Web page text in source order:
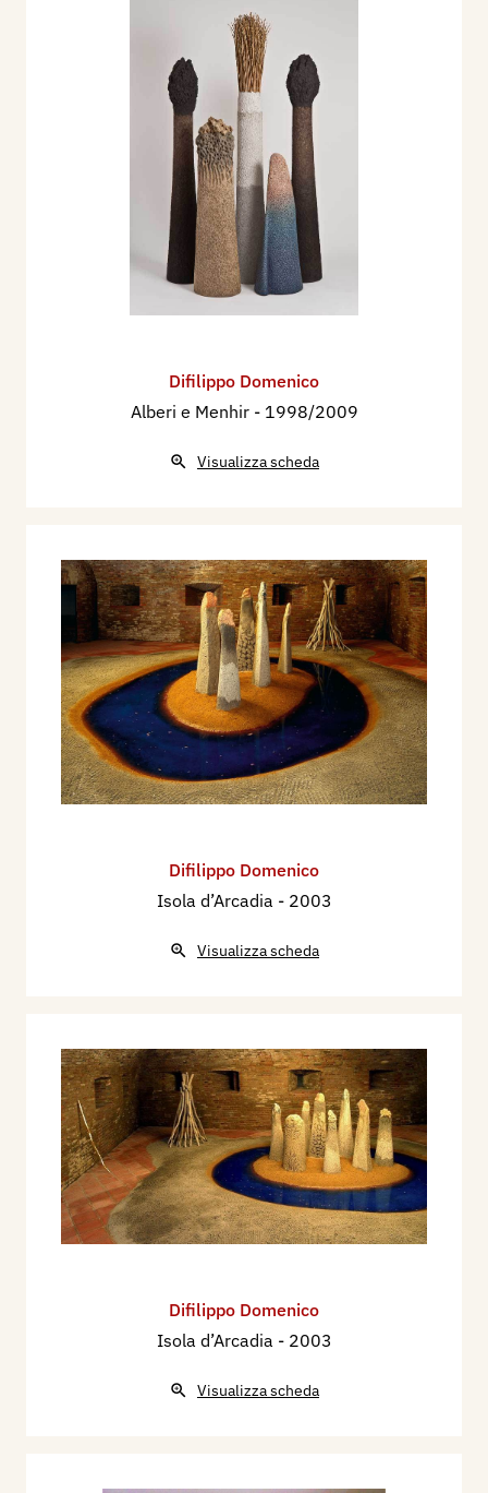
Difilippo Domenico
Alberi e Menhir - 1998/2009
Visualizza scheda
Difilippo Domenico
Isola d’Arcadia - 2003
Visualizza scheda
Difilippo Domenico
Isola d’Arcadia - 2003
Visualizza scheda